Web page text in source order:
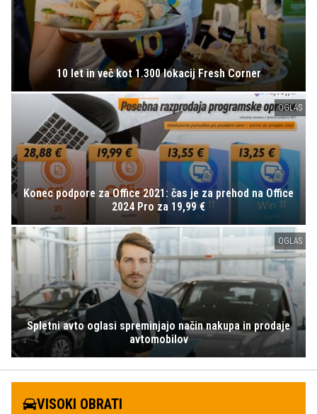
10 let in več kot 1.300 lokacij Fresh Corner
OGLAS
Konec podpore za Office 2021: čas je za prehod na Office
2024 Pro za 19,99 €
OGLAS
Spletni avto oglasi spreminjajo način nakupa in prodaje
avtomobilov
VISOKI OBRATI